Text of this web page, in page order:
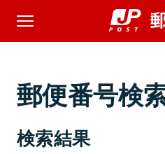
郵便番号検
検索結果